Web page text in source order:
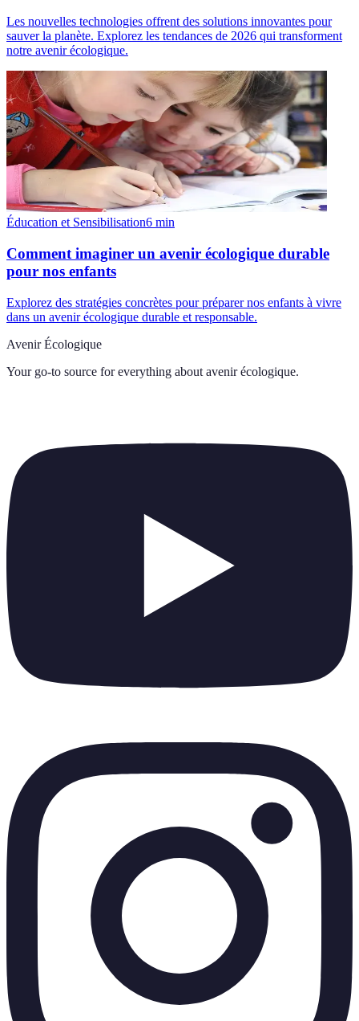
Les nouvelles technologies offrent des solutions innovantes pour
sauver la planète. Explorez les tendances de 2026 qui transforment
notre avenir écologique.
Éducation et Sensibilisation6 min
Comment imaginer un avenir écologique durable
pour nos enfants
Explorez des stratégies concrètes pour préparer nos enfants à vivre
dans un avenir écologique durable et responsable.
Avenir Écologique
Your go-to source for everything about avenir écologique.